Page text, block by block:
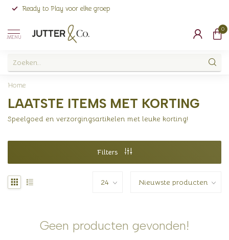
Ready to Play voor elke groep
MENU
0
Home
LAATSTE ITEMS MET KORTING
Speelgoed en verzorgingsartikelen met leuke korting!
Filters
Geen producten gevonden!